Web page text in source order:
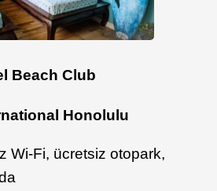
Beach Club
Honolulu
Wi-Fi, ücretsiz otopark,